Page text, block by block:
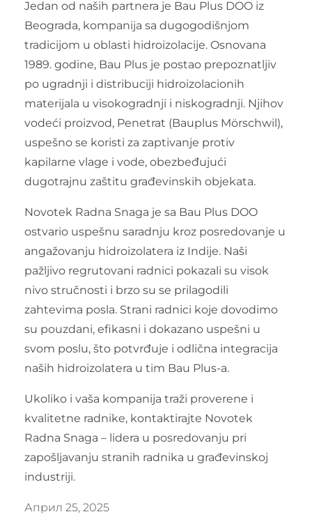
Jedan od naših partnera je Bau Plus DOO iz
Beograda, kompanija sa dugogodišnjom
tradicijom u oblasti hidroizolacije. Osnovana
1989. godine, Bau Plus je postao prepoznatljiv
po ugradnji i distribuciji hidroizolacionih
materijala u visokogradnji i niskogradnji. Njihov
vodeći proizvod, Penetrat (Bauplus Mörschwil),
uspešno se koristi za zaptivanje protiv
kapilarne vlage i vode, obezbeđujući
dugotrajnu zaštitu građevinskih objekata.
Novotek Radna Snaga je sa Bau Plus DOO
ostvario uspešnu saradnju kroz posredovanje u
angažovanju hidroizolatera iz Indije. Naši
pažljivo regrutovani radnici pokazali su visok
nivo stručnosti i brzo su se prilagodili
zahtevima posla. Strani radnici koje dovodimo
su pouzdani, efikasni i dokazano uspešni u
svom poslu, što potvrđuje i odlična integracija
naših hidroizolatera u tim Bau Plus-a.
Ukoliko i vaša kompanija traži proverene i
kvalitetne radnike, kontaktirajte Novotek
Radna Snaga – lidera u posredovanju pri
zapošljavanju stranih radnika u građevinskoj
industriji.
Април 25, 2025